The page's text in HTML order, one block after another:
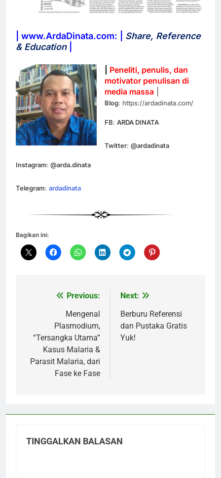
| www.ArdaDinata.com: | Share, Reference
& Education|
Peneliti, penulis, dan
motivator penulisan di
media massa
Blog: https://ardadinata.com/
FB: ARDA DINATA
Twitter: @ardadinata
Instagram: @arda.dinata
Telegram: ardadinata
Bagikan ini:
NavigasiPrevious:
Mengenal
Plasmodium,
“Tersangka Utama”
Kasus Malaria &
Parasit Malaria, dari
Fase ke Fase
Next:
Berburu Referensi
dan Pustaka Gratis
Yuk!
TINGGALKAN BALASAN